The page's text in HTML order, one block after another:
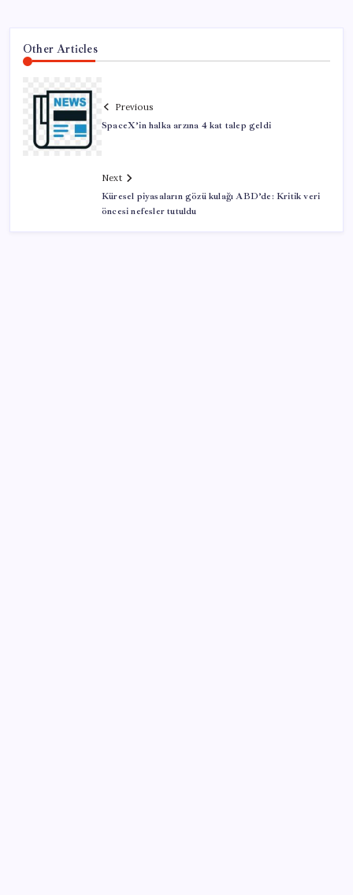
Other Articles
Previous
SpaceX’in halka arzına 4 kat talep geldi
Next
Küresel piyasaların gözü kulağı ABD’de: Kritik veri
öncesi nefesler tutuldu